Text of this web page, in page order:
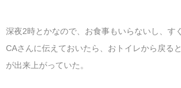
深夜2時とかなので、お食事もいらないし、す
CAさんに伝えておいたら、おトイレから戻る
が出来上がっていた。